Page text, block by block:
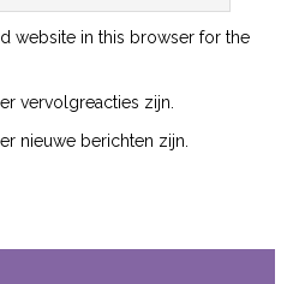
website in this browser for the
vervolgreacties zijn.
nieuwe berichten zijn.